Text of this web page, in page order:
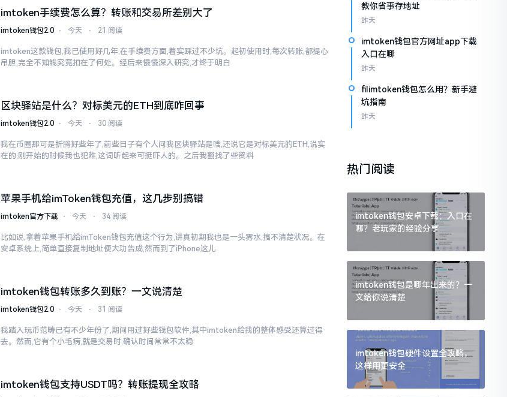
imtoken手续费怎么算？转账和交易所差别大了
imtoken钱包2.0 ⋅ 今天 ⋅ 21 阅读
imtoken这款钱包,我已使用好几年,在手续费方面,着实踩过不少坑。起初使用时,每次转账,都提心
吊胆,完全不知钱究竟扣在了何处。经后来慢慢深入研究,才终于明白
区块驿站是什么？对标美元的ETH到底咋回事
imtoken钱包2.0 ⋅ 今天 ⋅ 30 阅读
我在币圈那可是折腾好些年了,前些日子有个人问我区块驿站是啥,还说它是对标美元的ETH,说实
在的,刚开始的时候我也犯难,这词听起来可挺吓人的。之后我翻找了些资料
苹果手机给imToken钱包充值，这几步别搞错
imtoken官方下载 ⋅ 今天 ⋅ 34 阅读
比如说,拿着苹果手机给imToken钱包充值这个行为,讲真初期我也是一头雾水,搞不清楚状况。在
安卓系统上,简单直接复制地址便大功告成,然而到了iPhone这儿
imtoken钱包转账多久到账？一文说清楚
imtoken钱包2.0 ⋅ 今天 ⋅ 31 阅读
我踏入玩币范畴已有不少年份了,期间用过好些钱包软件,其中imtoken给我的整体感受还算过得
去。然而,它有个小毛病,就是交易时,确认时间常常不太稳
imtoken钱包支持USDT吗？转账提现全攻略
教你省事存地址
昨天
imtoken钱包官方网址app下载
入口在哪
昨天
filimtoken钱包怎么用？新手避
坑指南
昨天
热门阅读
imtoken钱包安卓下载：入口在
哪？老玩家的经验分享
imtoken钱包是哪年出来的？一
文给你说清楚
imtoken钱包硬件设置全攻略，
这样用更安全